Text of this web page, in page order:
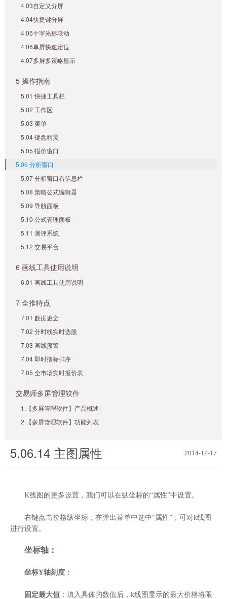
4.03自定义分屏
4.04快捷键分屏
4.05十字光标联动
4.06单屏快速定位
4.07多屏多策略显示
5 操作指南
5.01 快捷工具栏
5.02 工作区
5.03 菜单
5.04 键盘精灵
5.05 报价窗口
5.06 分析窗口
5.07 分析窗口右信息栏
5.08 策略公式编辑器
5.09 导航面板
5.10 公式管理面板
5.11 测评系统
5.12 交易平台
6 画线工具使用说明
6.01 画线工具使用说明
7 全推特点
7.01 数据更全
7.02 分时线实时选股
7.03 画线预警
7.04 即时指标排序
7.05 全市场实时报价表
交易师多屏管理软件
1.【多屏管理软件】产品概述
2.【多屏管理软件】功能列表
5.06.14 主图属性 2014-12-17
K线图的更多设置，我们可以在纵坐标的“属性”中设置。
右键点击价格纵坐标，在弹出菜单中选中“属性”，可对k线图
进行设置。
坐标轴：
坐标Y轴刻度：
固定最大值 ：填入具体的数值后，k线图显示的最大价格将限